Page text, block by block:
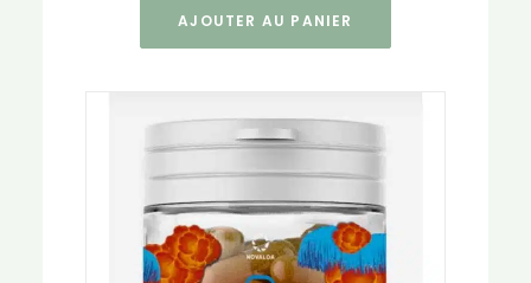
AJOUTER AU PANIER